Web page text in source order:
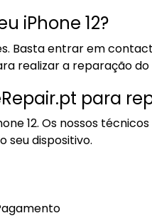
iPhone 12?
Basta entrar em
realizar a reparação do
para
12. Os nossos
seu dispositivo.